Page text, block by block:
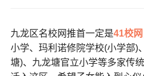
九龙区名校网推首一定是41校网
小学、玛利诺修院学校(小学部)
塘)、九龙塘官立小学等多家传